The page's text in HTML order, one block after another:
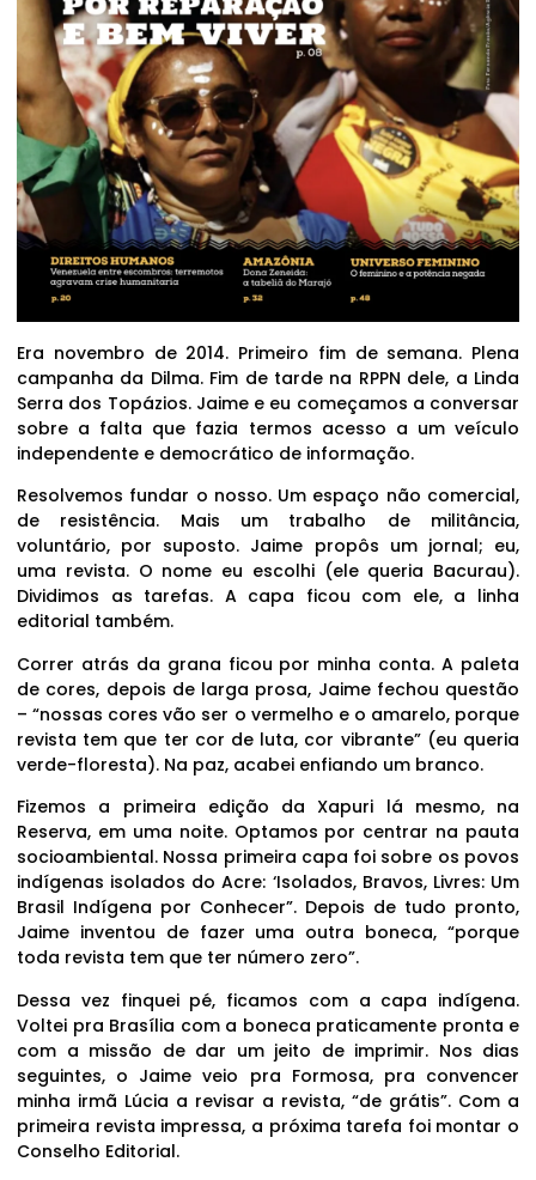
Era novembro de 2014. Primeiro fim de semana. Plena
campanha da Dilma. Fim de tarde na RPPN dele, a Linda
Serra dos Topázios. Jaime e eu começamos a conversar
sobre a falta que fazia termos acesso a um veículo
independente e democrático de informação.
Resolvemos fundar o nosso. Um espaço não comercial,
de resistência. Mais um trabalho de militância,
voluntário, por suposto. Jaime propôs um jornal; eu,
uma revista. O nome eu escolhi (ele queria Bacurau).
Dividimos as tarefas. A capa ficou com ele, a linha
editorial também.
Correr atrás da grana ficou por minha conta. A paleta
de cores, depois de larga prosa, Jaime fechou questão
– “nossas cores vão ser o vermelho e o amarelo, porque
revista tem que ter cor de luta, cor vibrante” (eu queria
verde-floresta). Na paz, acabei enfiando um branco.
Fizemos a primeira edição da Xapuri lá mesmo, na
Reserva, em uma noite. Optamos por centrar na pauta
socioambiental. Nossa primeira capa foi sobre os povos
indígenas isolados do Acre: ‘Isolados, Bravos, Livres: Um
Brasil Indígena por Conhecer”. Depois de tudo pronto,
Jaime inventou de fazer uma outra boneca, “porque
toda revista tem que ter número zero”.
Dessa vez finquei pé, ficamos com a capa indígena.
Voltei pra Brasília com a boneca praticamente pronta e
com a missão de dar um jeito de imprimir. Nos dias
seguintes, o Jaime veio pra Formosa, pra convencer
minha irmã Lúcia a revisar a revista, “de grátis”. Com a
primeira revista impressa, a próxima tarefa foi montar o
Conselho Editorial.